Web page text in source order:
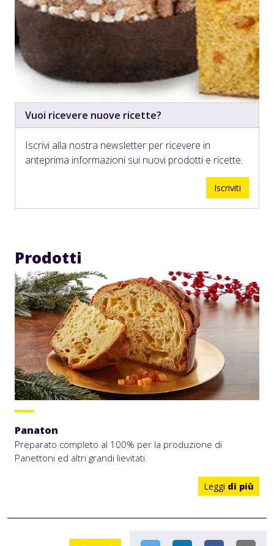
Vuoi ricevere nuove ricette?
Iscrivi alla nostra newsletter per ricevere in
anteprima informazioni sui nuovi prodotti e ricette.
Iscriviti
Prodotti
Panaton
Preparato completo al 100% per la produzione di
Panettoni ed altri grandi lievitati.
Leggi di più